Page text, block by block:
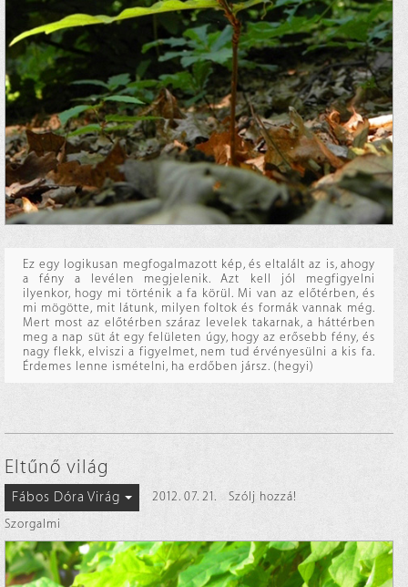
Ez egy logikusan megfogalmazott kép, és eltalált az is, ahogy
a fény a levélen megjelenik. Azt kell jól megfigyelni
ilyenkor, hogy mi történik a fa körül. Mi van az előtérben, és
mi mögötte, mit látunk, milyen foltok és formák vannak még.
Mert most az előtérben száraz levelek takarnak, a háttérben
meg a nap süt át egy felületen úgy, hogy az erősebb fény, és
nagy flekk, elviszi a figyelmet, nem tud érvényesülni a kis fa.
Érdemes lenne ismételni, ha erdőben jársz. (hegyi)
Eltűnő világ
Fábos Dóra Virág 2012. 07. 21.
Szólj hozzá!
Szorgalmi